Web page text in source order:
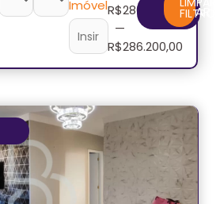
ImóvelR$286.200,00
—
R$286.200,00
FILTRAR